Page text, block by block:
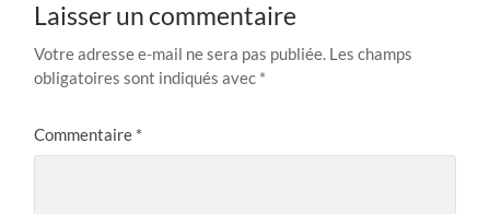
Laisser un commentaire
Votre adresse e-mail ne sera pas publiée. Les champs
obligatoires sont indiqués avec *
Commentaire *